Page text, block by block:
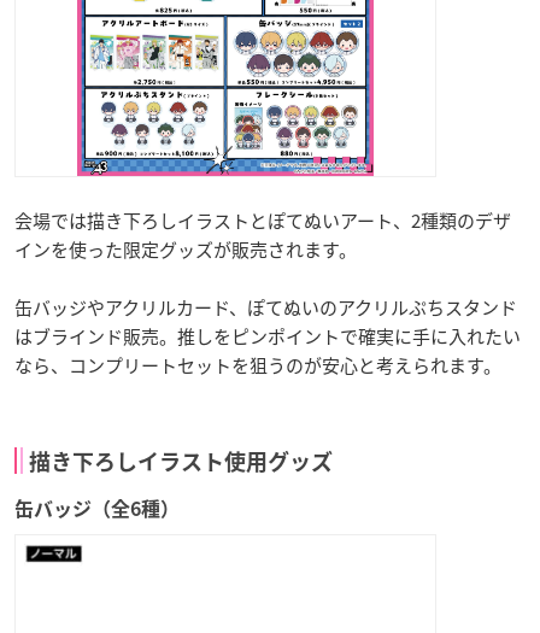
会場では描き下ろしイラストとぽてぬいアート、2種類のデザ
インを使った限定グッズが販売されます。
缶バッジやアクリルカード、ぽてぬいのアクリルぷちスタンド
はブラインド販売。推しをピンポイントで確実に手に入れたい
なら、コンプリートセットを狙うのが安心と考えられます。
描き下ろしイラスト使用グッズ
缶バッジ（全6種）